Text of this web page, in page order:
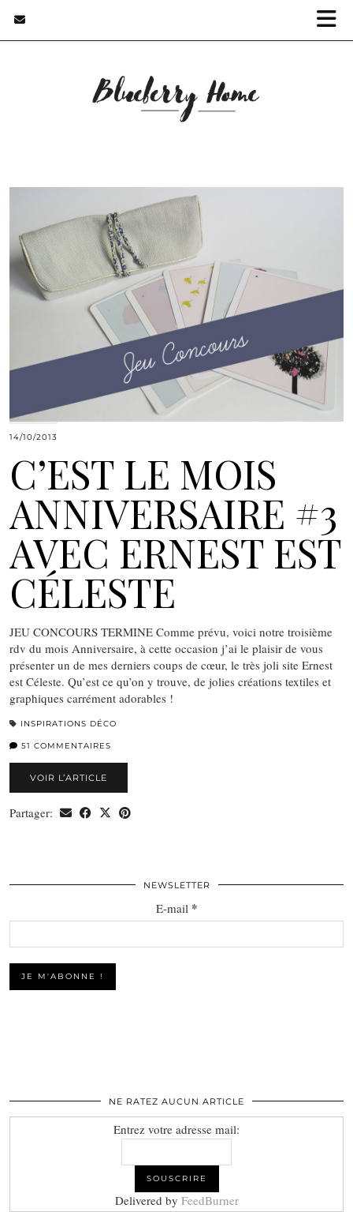
14/10/2013
C’EST LE MOIS
ANNIVERSAIRE #3
AVEC ERNEST EST
CÉLESTE
JEU CONCOURS TERMINE Comme prévu, voici notre troisième
rdv du mois Anniversaire, à cette occasion j’ai le plaisir de vous
présenter un de mes derniers coups de cœur, le très joli site Ernest
est Céleste. Qu’est ce qu’on y trouve, de jolies créations textiles et
graphiques carrément adorables !
INSPIRATIONS DÉCO
51 COMMENTAIRES
VOIR L’ARTICLE
Partager:
NEWSLETTER
E-mail *
NE RATEZ AUCUN ARTICLE
Entrez votre adresse mail:
Delivered by FeedBurner